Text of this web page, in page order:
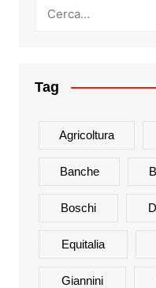
Tag
Agricoltura
Banche
Boschi
Equitalia
Giannini